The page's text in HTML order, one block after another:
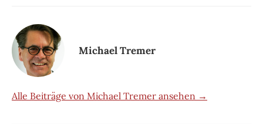
Michael Tremer
Alle Beiträge von Michael Tremer ansehen →